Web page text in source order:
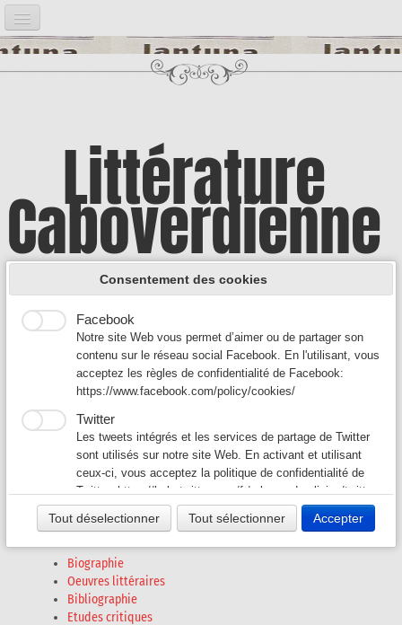
Accueil
Introduction
Illustrations▼
Auteurs A▼
Auteurs B - C▼
Auteurs D-F▼
Auteurs G-L ▼
Auteurs M-O▼
Auteurs P - S▼
Auteurs T - V▼
Revues A-K▼
Littérature
Caboverdienne
A la découverte d'une culture encore
méconnue
Francisco LOPES da
Silva
(1932 - 2001)
Biographie
Oeuvres littéraires
Bibliographie
Etudes critiques
Consentement des cookies
Google Analytics
Google Analytics est un service utilisé sur notre site Web
qui permet de suivre, de signaler le trafic et de mesurer la
manière dont les utilisateurs interagissent avec le contenu
de notre site Web afin de l’améliorer et de fournir de
Facebook
Notre site Web vous permet d’aimer ou de partager son
contenu sur le réseau social Facebook. En l'utilisant, vous
acceptez les règles de confidentialité de Facebook:
https://www.facebook.com/policy/cookies/
Twitter
Les tweets intégrés et les services de partage de Twitter
sont utilisés sur notre site Web. En activant et utilisant
ceux-ci, vous acceptez la politique de confidentialité de
Twitter:https://help.twitter.com/fr/rules-and-policies/twitter-
cookies
Tout déselectionner Tout sélectionner Accepter